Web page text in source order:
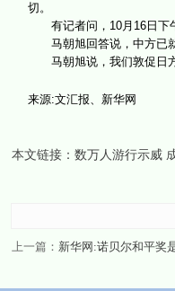
切。
有记者问，10月16日下午
马朝旭回答说，中方已就
马朝旭说，我们敦促日方
来源:文汇报、新华网
本文链接： 数万人游行示威
上一篇： 新华网:诺贝尔和平奖